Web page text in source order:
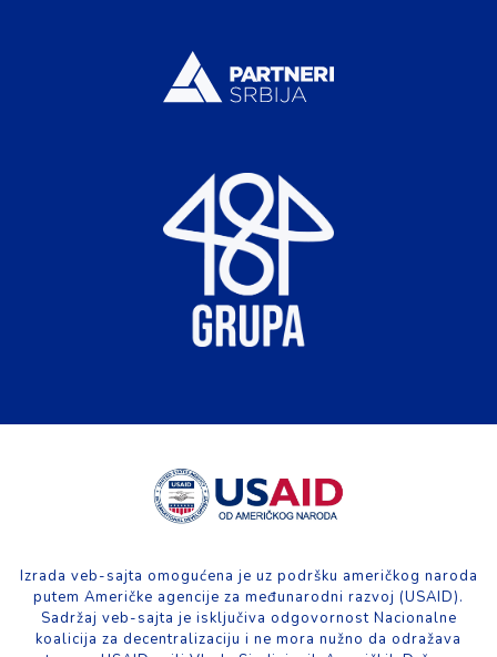
Izrada veb-sajta omogućena je uz podršku američkog naroda
putem Američke agencije za međunarodni razvoj (USAID).
Sadržaj veb-sajta je isključiva odgovornost Nacionalne
koalicija za decentralizaciju i ne mora nužno da odražava